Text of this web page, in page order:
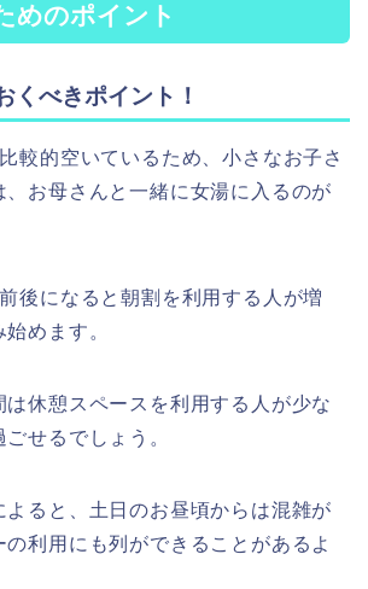
めのポイント
くべきポイント！
較的空いているため、小さなお子さ
、お母さんと一緒に女湯に入るのが
後になると朝割を利用する人が増
めます。
休憩スペースを利用する人が少な
せるでしょう。
よると、土日のお昼頃からは混雑が
利用にも列ができることがあるよ